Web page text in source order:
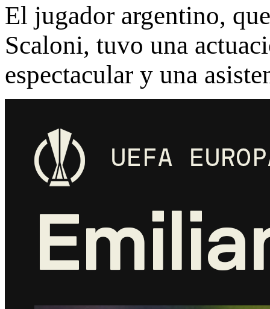
El jugador argentino,
Scaloni, tuvo una
espectacular y una